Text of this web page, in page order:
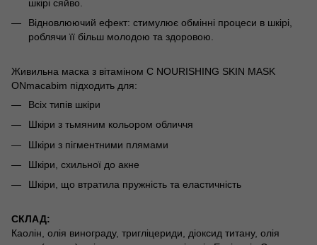
шкірі сяйво.
Відновлюючий ефект: стимулює обмінні процеси в шкірі,
роблячи її більш молодою та здоровою.
Живильна маска з вітаміном С NOURISHING SKIN MASK
ONmacabim підходить для:
Всіх типів шкіри
Шкіри з тьмяним кольором обличчя
Шкіри з пігментними плямами
Шкіри, схильної до акне
Шкіри, що втратила пружність та еластичність
СКЛАД:
Каолін, олія винограду, тригліцериди, діоксид титану, олія